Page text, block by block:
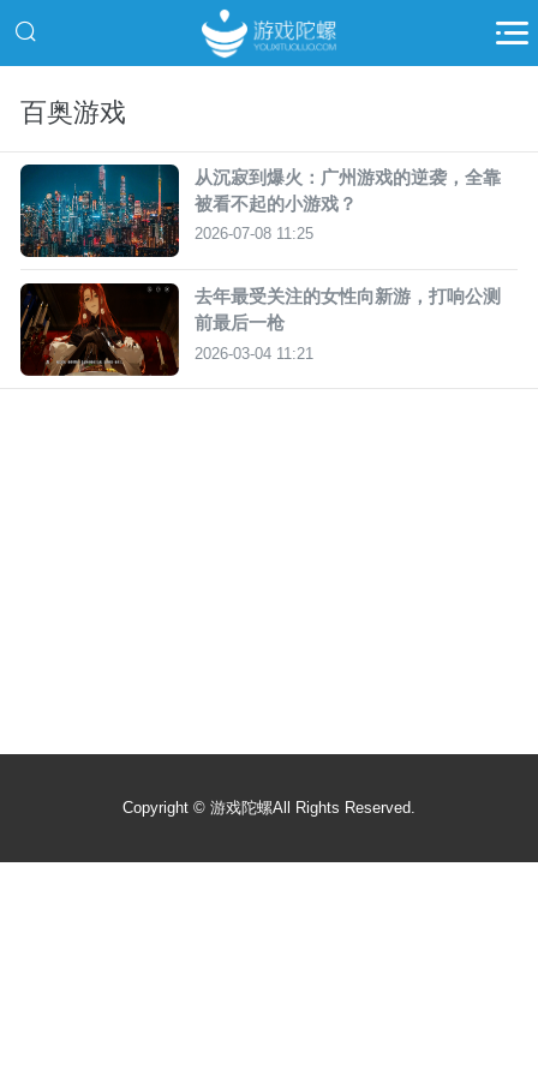
百奥游戏
从沉寂到爆火：广州游戏的逆袭，全靠
被看不起的小游戏？
2026-07-08 11:25
去年最受关注的女性向新游，打响公测
前最后一枪
2026-03-04 11:21
Copyright © 游戏陀螺All Rights Reserved.